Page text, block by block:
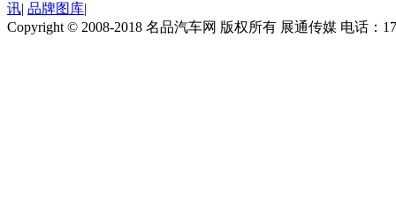
讯| 品牌图库|
Copyright © 2008-2018 名品汽车网 版权所有 展通传媒 电话：